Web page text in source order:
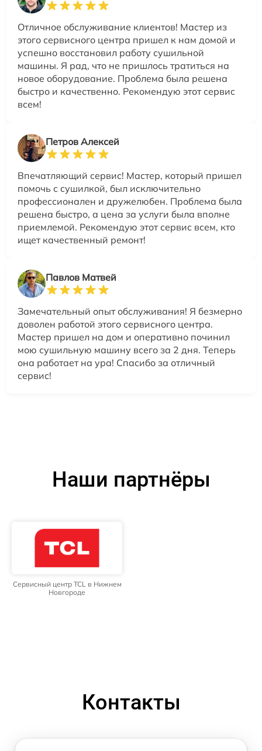
Отличное обслуживание клиентов! Мастер из
этого сервисного центра пришел к нам домой и
успешно восстановил работу сушильной
машины. Я рад, что не пришлось тратиться на
новое оборудование. Проблема была решена
быстро и качественно. Рекомендую этот сервис
всем!
Петров Алексей
Впечатляющий сервис! Мастер, который пришел
помочь с сушилкой, был исключительно
профессионален и дружелюбен. Проблема была
решена быстро, а цена за услуги была вполне
приемлемой. Рекомендую этот сервис всем, кто
ищет качественный ремонт!
Павлов Матвей
Замечательный опыт обслуживания! Я безмерно
доволен работой этого сервисного центра.
Мастер пришел на дом и оперативно починил
мою сушильную машину всего за 2 дня. Теперь
она работает на ура! Спасибо за отличный
сервис!
Наши партнёры
Сервисный центр TCL в Нижнем
Новгороде
Контакты